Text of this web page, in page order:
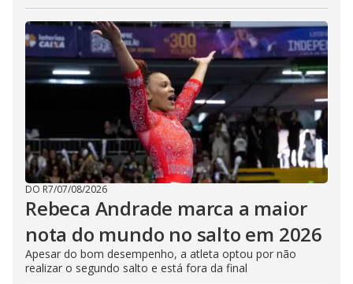
DO R7/07/08/2026
Rebeca Andrade marca a maior
nota do mundo no salto em 2026
Apesar do bom desempenho, a atleta optou por não
realizar o segundo salto e está fora da final